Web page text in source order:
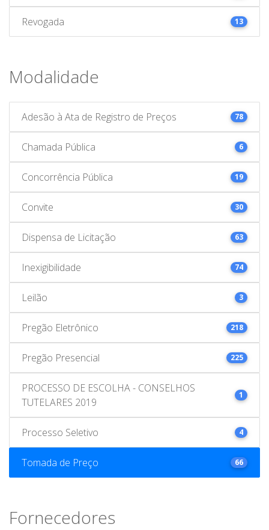
Revogada 13
Modalidade
Adesão à Ata de Registro de Preços 78
Chamada Pública 6
Concorrência Pública 19
Convite 30
Dispensa de Licitação 63
Inexigibilidade 74
Leilão 3
Pregão Eletrônico 218
Pregão Presencial 225
PROCESSO DE ESCOLHA - CONSELHOS
TUTELARES 2019
1
Processo Seletivo 4
Tomada de Preço 66
Fornecedores